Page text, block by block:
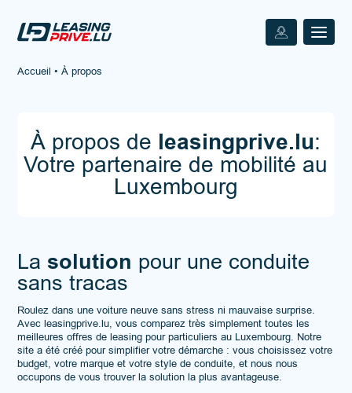
Accueil • À propos
À propos de leasingprive.lu:
Votre partenaire de mobilité au
Luxembourg
Lasolution pour une conduite
sans tracas
Roulez dans une voiture neuve sans stress ni mauvaise surprise.
Avec leasingprive.lu, vous comparez très simplement toutes les
meilleures offres de leasing pour particuliers au Luxembourg. Notre
site a été créé pour simplifier votre démarche : vous choisissez votre
budget, votre marque et votre style de conduite, et nous nous
occupons de vous trouver la solution la plus avantageuse.